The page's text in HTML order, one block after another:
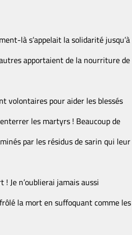
là s’appelait la solidarité jusqu’à
apportaient de la nourriture de
volontaires pour aider les blessés
les martyrs ! Beaucoup de
par les résidus de sarin qui leur
Je n’oublierai jamais aussi
la mort en suffoquant comme les